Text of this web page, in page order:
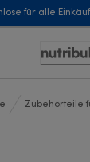
für alle
Zubehörteile